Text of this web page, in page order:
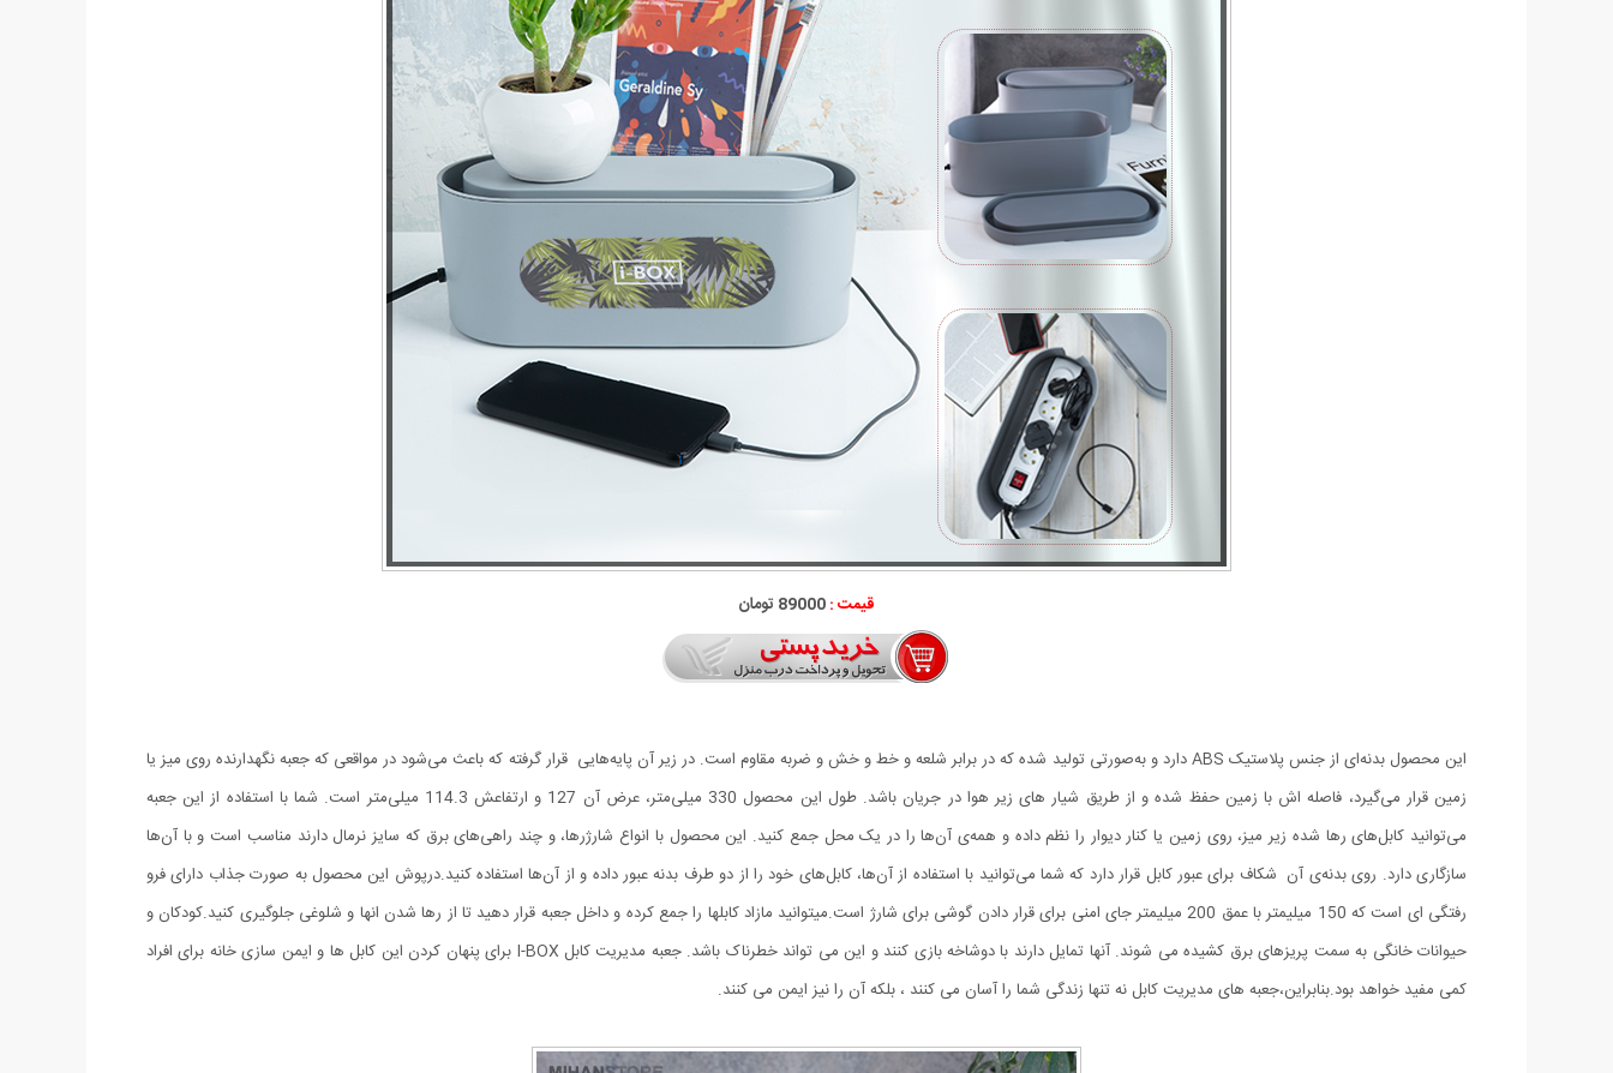
قیمت :89000 تومان
این محصول بدنه‌ای از جنس پلاستیک ABS دارد و به‌صورتی تولید شده که در برابر شلعه و خط و خش و ضربه مقاوم است. در زیر آن پایه‌هایی قرار گرفته که باعث می‌شود در مواقعی که جعبه نگهدارنده روی میز یا
زمین قرار می‌گیرد، فاصله اش با زمین حفظ شده و از طریق شیار های زیر هوا در جریان باشد. طول این محصول 330 میلی‌متر، عرض آن 127 و ارتفاعش 114.3 میلی‌متر است. شما با استفاده از این جعبه
می‌توانید کابل‌های رها شده زیر میز، روی زمین یا کنار دیوار را نظم داده و همه‌ی آن‌ها را در یک محل جمع کنید. این محصول با انواع شارژرها، و چند راهی‌های برق که سایز نرمال دارند مناسب است و با آن‌ها
سازگاری دارد. روی بدنه‌ی آن شکاف برای عبور کابل قرار دارد که شما می‌توانید با استفاده از آن‌ها، کابل‌های خود را از دو طرف بدنه عبور داده و از آن‌ها استفاده کنید.درپوش این محصول به صورت جذاب دارای فرو
رفتگی ای است که 150 میلیمتر با عمق 200 میلیمتر جای امنی برای قرار دادن گوشی برای شارژ است.میتوانید مازاد کابلها را جمع کرده و داخل جعبه قرار دهید تا از رها شدن انها و شلوغی جلوگیری کنید.کودکان و
حیوانات خانگی به سمت پریزهای برق کشیده می شوند. آنها تمایل دارند با دوشاخه بازی کنند و این می تواند خطرناک باشد. جعبه مدیریت کابل I-BOX برای پنهان کردن این کابل ها و ایمن سازی خانه برای افراد
کمی مفید خواهد بود.بنابراین،جعبه های مدیریت کابل نه تنها زندگی شما را آسان می کنند ، بلکه آن را نیز ایمن می کنند.